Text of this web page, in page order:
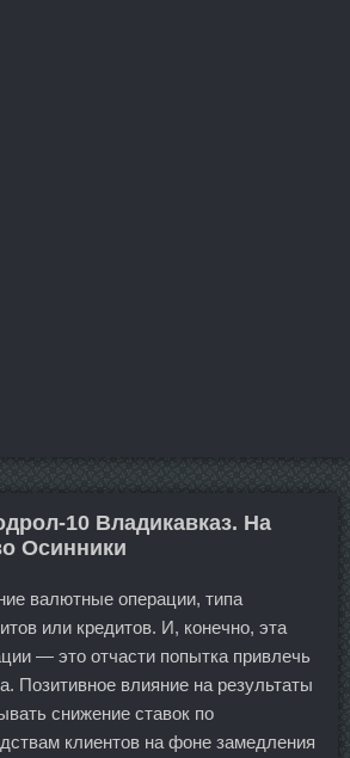
10 Владикавказ. На
Осинники
валютные операции, типа
или кредитов. И, конечно, эта
— это отчасти попытка привлечь
Позитивное влияние на результаты
снижение ставок по
клиентов на фоне замедления